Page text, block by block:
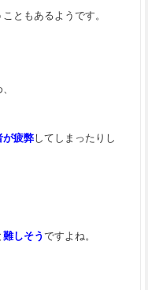
ともあるようです。
が疲弊してしまったりし
難しそう ですよね。